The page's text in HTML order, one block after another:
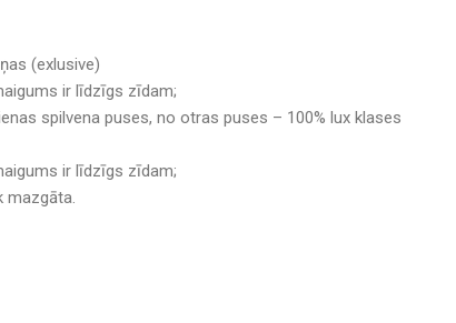
(exlusive)
ir līdzīgs zīdam;
spilvena puses, no otras puses – 100% lux klases
ir līdzīgs zīdam;
mazgāta.